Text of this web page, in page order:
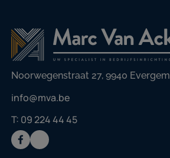
Noorwegenstraat 27, 9940 Evergem
info@mva.be
T: 09 224 44 45